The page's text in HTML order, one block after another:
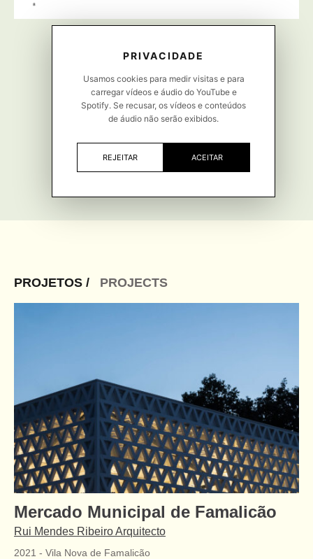
PROJETOS / PROJECTS
Mercado Municipal de Famalicão
Rui Mendes Ribeiro Arquitecto
2021 - Vila Nova de Famalicão
PRIVACIDADE
Usamos cookies para medir visitas e para
carregar vídeos e áudio do YouTube e
Spotify. Se recusar, os vídeos e conteúdos
de áudio não serão exibidos.
REJEITAR ACEITAR